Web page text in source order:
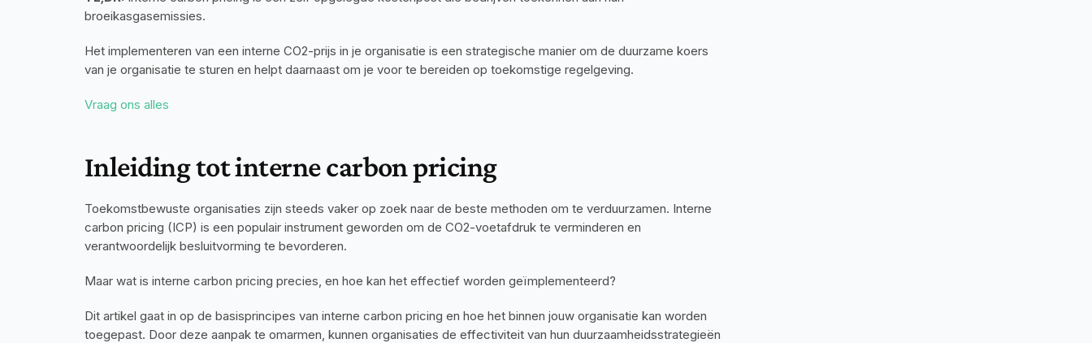
broeikasgasemissies.
Het implementeren van een interne CO2-prijs in je organisatie is een strategische manier om de duurzame koers
van je organisatie te sturen en helpt daarnaast om je voor te bereiden op toekomstige regelgeving.
Vraag ons alles
Inleiding tot interne carbon pricing
Toekomstbewuste organisaties zijn steeds vaker op zoek naar de beste methoden om te verduurzamen. Interne
carbon pricing (ICP) is een populair instrument geworden om de CO2-voetafdruk te verminderen en
verantwoordelijk besluitvorming te bevorderen.
Maar wat is interne carbon pricing precies, en hoe kan het effectief worden geïmplementeerd?
Dit artikel gaat in op de basisprincipes van interne carbon pricing en hoe het binnen jouw organisatie kan worden
toegepast. Door deze aanpak te omarmen, kunnen organisaties de effectiviteit van hun duurzaamheidsstrategieën